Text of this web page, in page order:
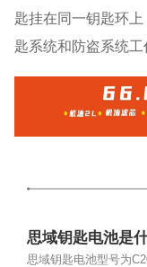
匙挂在同一钥匙环
匙系统和防盗系统工
思域钥匙电池是
思域钥匙电池型号为